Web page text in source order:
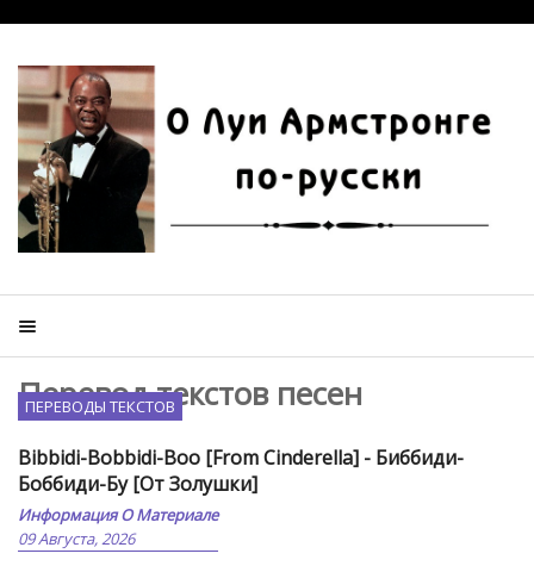
Перевод текстов песен
ПЕРЕВОДЫ ТЕКСТОВ
Bibbidi-Bobbidi-Boo [From Cinderella] - Биббиди-
Боббиди-Бу [От Золушки]
Информация О Материале
09 Августа, 2026